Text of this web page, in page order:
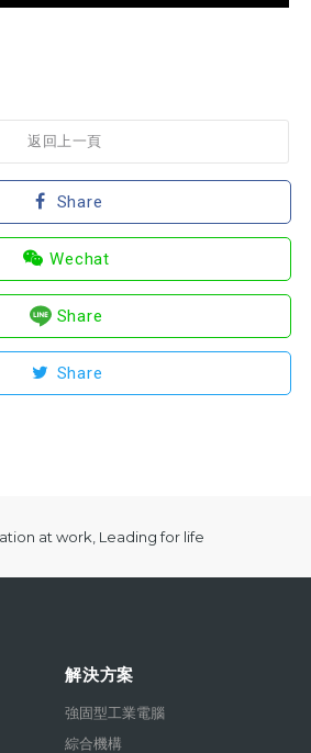
返回上一頁
Share
Wechat
Share
Share
at work, Leading for life
解決方案
強固型工業電腦
綜合機構